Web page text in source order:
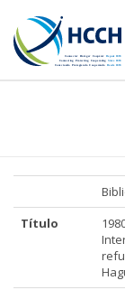
Título